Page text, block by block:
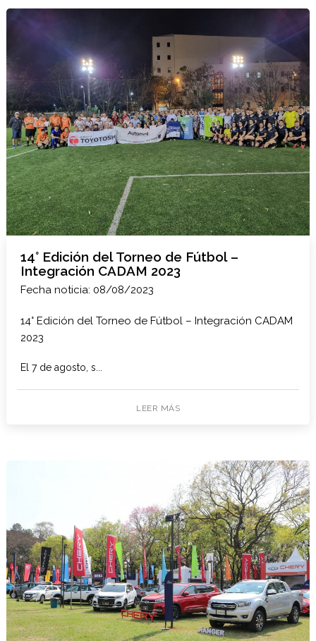
14° Edición del Torneo de Fútbol –
Integración CADAM 2023
Fecha noticia: 08/08/2023
14° Edición del Torneo de Fútbol – Integración CADAM
2023
El 7 de agosto, s...
LEER MÁS